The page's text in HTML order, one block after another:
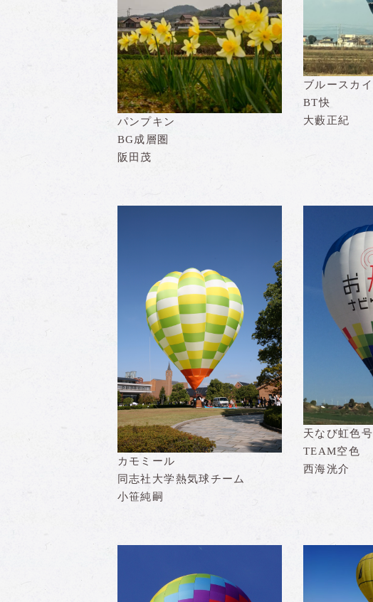
パンプキン
BG成層圏
阪田茂
ブルースカイ
BT快
大藪正紀
カモミール
同志社大学熱気球チーム
小笹純嗣
天なび虹色号
TEAM空色
西海洸介